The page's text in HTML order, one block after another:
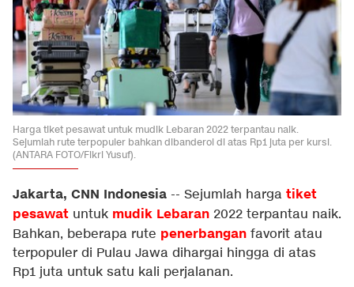
Harga tiket pesawat untuk mudik Lebaran 2022 terpantau naik.
Sejumlah rute terpopuler bahkan dibanderol di atas Rp1 juta per kursi.
(ANTARA FOTO/Fikri Yusuf).
Jakarta, CNN Indonesia -- Sejumlah harga tiket
pesawat untuk mudik Lebaran 2022 terpantau naik.
Bahkan, beberapa rute penerbangan favorit atau
terpopuler di Pulau Jawa dihargai hingga di atas
Rp1 juta untuk satu kali perjalanan.